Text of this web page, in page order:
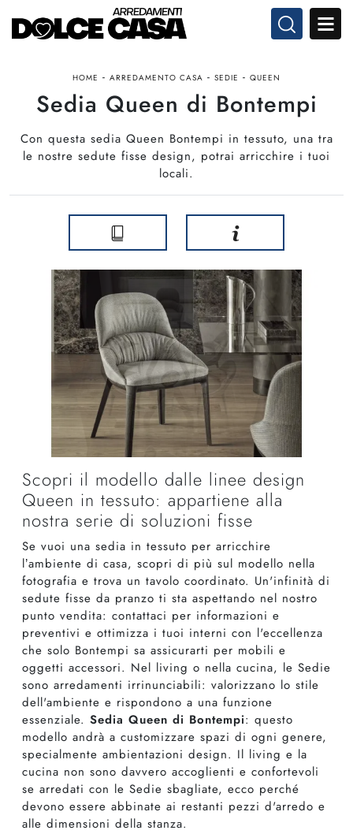
HOME - ARREDAMENTO CASA - SEDIE - QUEEN
Sedia Queen di Bontempi
Con questa sedia Queen Bontempi in tessuto, una tra
le nostre sedute fisse design, potrai arricchire i tuoi
locali.
Scopri il modello dalle linee design
Queen in tessuto: appartiene alla
nostra serie di soluzioni fisse
Se vuoi una sedia in tessuto per arricchire
l’ambiente di casa, scopri di più sul modello nella
fotografia e trova un tavolo coordinato. Un'infinità di
sedute fisse da pranzo ti sta aspettando nel nostro
punto vendita: contattaci per informazioni e
preventivi e ottimizza i tuoi interni con l'eccellenza
che solo Bontempi sa assicurarti per mobili e
oggetti accessori. Nel living o nella cucina, le Sedie
sono arredamenti irrinunciabili: valorizzano lo stile
dell'ambiente e rispondono a una funzione
essenziale. Sedia Queen di Bontempi: questo
modello andrà a customizzare spazi di ogni genere,
specialmente ambientazioni design. Il living e la
cucina non sono davvero accoglienti e confortevoli
se arredati con le Sedie sbagliate, ecco perché
devono essere abbinate ai restanti pezzi d'arredo e
alle dimensioni della stanza.